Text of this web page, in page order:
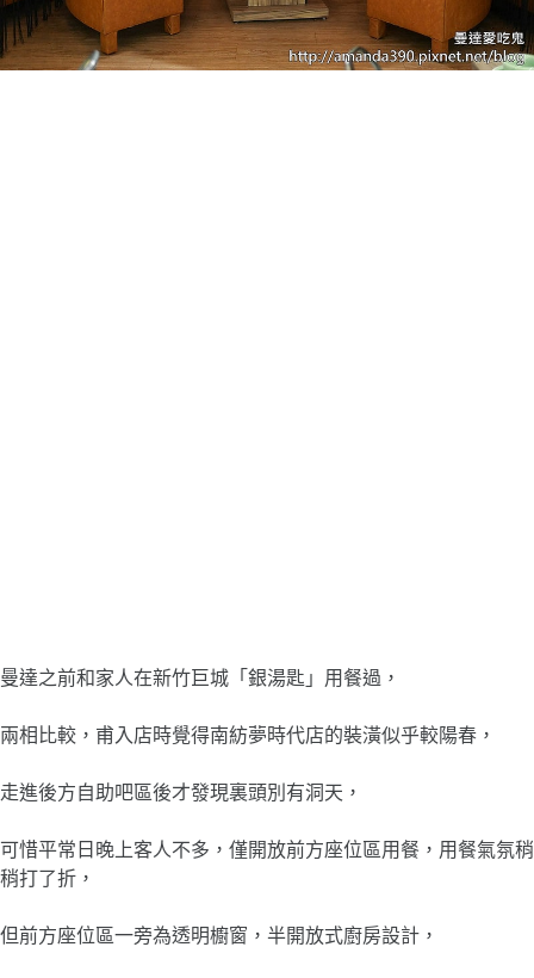
曼達之前和家人在新竹巨城「銀湯匙」用餐過，
兩相比較，甫入店時覺得南紡夢時代店的裝潢似乎較陽春，
走進後方自助吧區後才發現裏頭別有洞天，
可惜平常日晚上客人不多，僅開放前方座位區用餐，用餐氣氛稍
稍打了折，
但前方座位區一旁為透明櫥窗，半開放式廚房設計，